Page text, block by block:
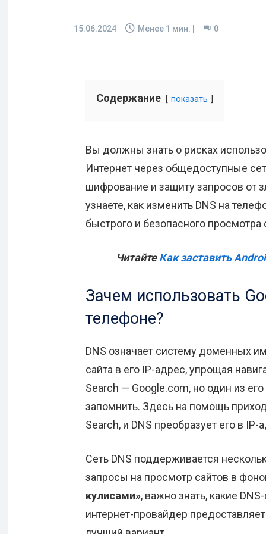
15.06.2024 Менее 1 мин. | 0
Содержание показать
Вы должны знать о рисках
Интернет через общедоступные
шифрование и защиту запросов от
узнаете, как изменить DNS на
быстрого и безопасного просмотра
ЧитайтеКак заставить
Зачем использовать
телефоне?
DNS означает систему доменных
сайта в его IP-адрес, упрощая
Search — Google.com, но один из
запомнить. Здесь на помощь
Search, и DNS преобразует его в
Сеть DNS поддерживается
запросы на просмотр сайтов в
кулисами», важно знать, какие
интернет-провайдер